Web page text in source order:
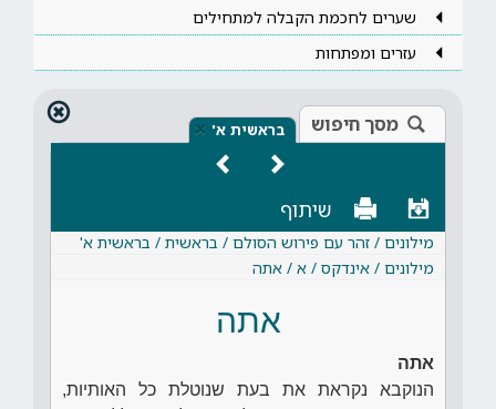
שערים לחכמת הקבלה למתחילים
עזרים ומפתחות
מסך חיפוש בראשית א' ×
שיתוף
מילונים / זהר עם פירוש הסולם / בראשית / בראשית א'
מילונים / אינדקס / א / אתה
אתה
אתה
הנוקבא נקראת את בעת שנוטלת כל האותיות,